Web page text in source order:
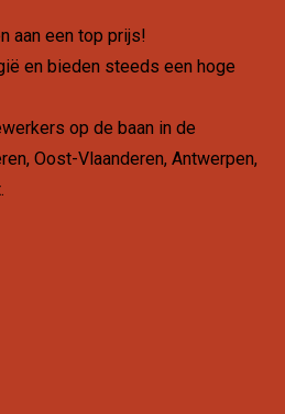
aan een top prijs!
en bieden steeds een hoge
op de baan in de
, Oost-Vlaanderen, Antwerpen,
.